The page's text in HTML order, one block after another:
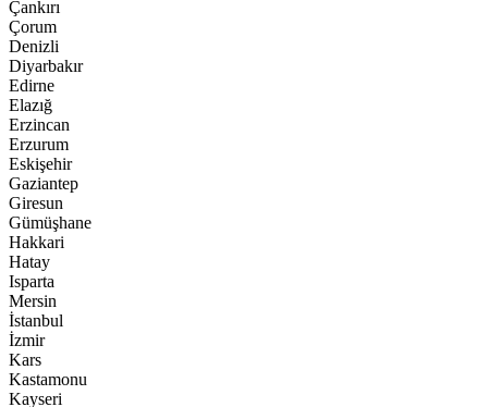
Çankırı
Çorum
Denizli
Diyarbakır
Edirne
Elazığ
Erzincan
Erzurum
Eskişehir
Gaziantep
Giresun
Gümüşhane
Hakkari
Hatay
Isparta
Mersin
İstanbul
İzmir
Kars
Kastamonu
Kayseri